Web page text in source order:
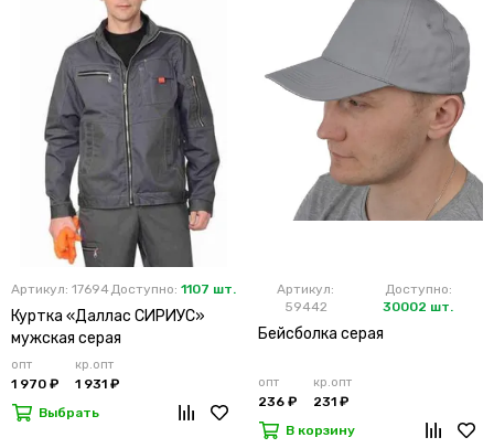
Артикул: 17694Доступно: 1107 шт.
Куртка «Даллас СИРИУС»
мужская серая
опт
1 970 ₽
кр.опт
1 931 ₽
Выбрать
Артикул:
59442
Доступно:
30002 шт.
Бейсболка серая
опт
236 ₽
кр.опт
231 ₽
В корзину